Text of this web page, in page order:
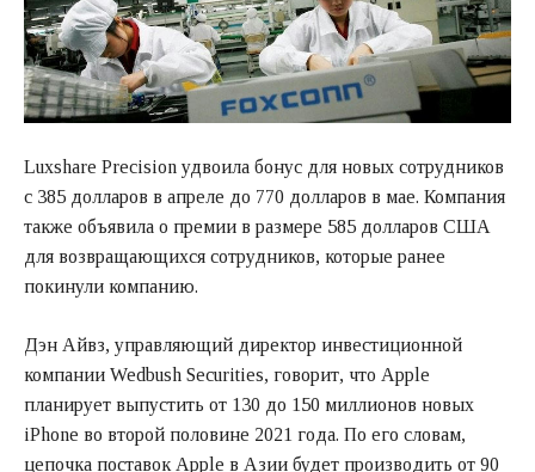
Luxshare Precision удвоила бонус для новых сотрудников
с 385 долларов в апреле до 770 долларов в мае. Компания
также объявила о премии в размере 585 долларов США
для возвращающихся сотрудников, которые ранее
покинули компанию.
Дэн Айвз, управляющий директор инвестиционной
компании Wedbush Securities, говорит, что Apple
планирует выпустить от 130 до 150 миллионов новых
iPhone во второй половине 2021 года. По его словам,
цепочка поставок Apple в Азии будет производить от 90